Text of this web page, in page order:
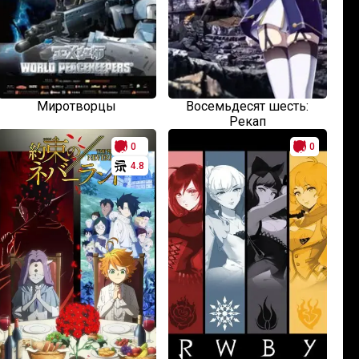
Миротворцы
Восемьдесят шесть:
Рекап
0
4.8
0